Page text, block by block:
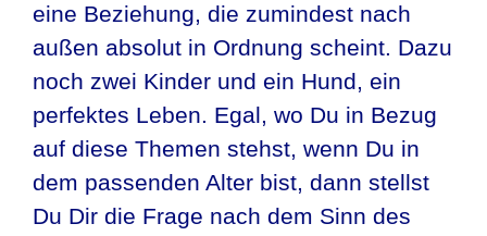
eine Beziehung, die zumindest nach
außen absolut in Ordnung scheint. Dazu
noch zwei Kinder und ein Hund, ein
perfektes Leben. Egal, wo Du in Bezug
auf diese Themen stehst, wenn Du in
dem passenden Alter bist, dann stellst
Du Dir die Frage nach dem Sinn des